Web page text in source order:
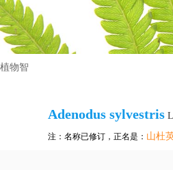
植物智
Adenodus sylvestris
注：名称已修订，正名是： 山杜